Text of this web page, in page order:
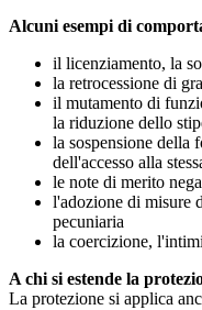
Alcuni esempi di
il licenziamento, la
la retrocessione di
il mutamento di
la riduzione dello
la sospensione della
dell'accesso alla
le note di merito
l'adozione di misure
pecuniaria
la coercizione,
A chi si estende la
La protezione si applica